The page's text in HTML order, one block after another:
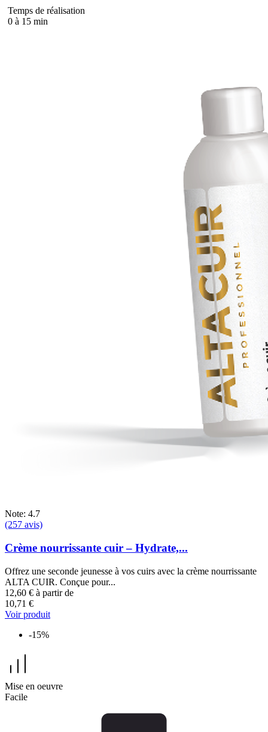
Temps de réalisation
0 à 15 min
Note: 4.7
(257 avis)
Crème nourrissante cuir – Hydrate,...
Offrez une seconde jeunesse à vos cuirs avec la crème nourrissante
ALTA CUIR. Conçue pour...
12,60 € à partir de
10,71 €
Voir produit
-15%
Mise en oeuvre
Facile